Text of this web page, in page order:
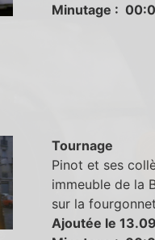
Minutage :
Tournage
Pinot et ses
immeuble de la
sur la
Ajoutée le